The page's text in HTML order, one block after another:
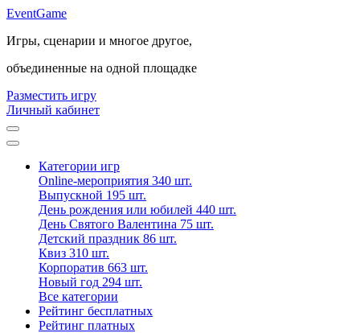
EventGame
Игры, сценарии и многое другое,
объединенные на одной площадке
Разместить игру
Личный кабинет
Категории игр
Online-мероприятия 340 шт.
Выпускной 195 шт.
День рождения или юбилей 440 шт.
День Святого Валентина 75 шт.
Детский праздник 86 шт.
Квиз 310 шт.
Корпоратив 663 шт.
Новый год 294 шт.
Все категории
Рейтинг бесплатных
Рейтинг платных